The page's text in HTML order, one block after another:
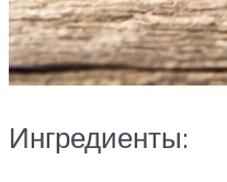
Ингредиенты: